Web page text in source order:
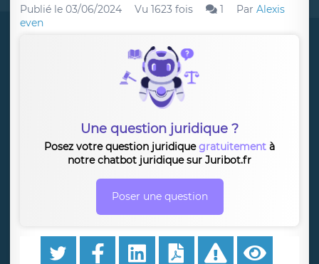
Publié le 03/06/2024 Vu 1623 fois 1 Par Alexis
even
Une question juridique ?
Posez votre question juridiquegratuitement à
notre chatbot juridique sur Juribot.fr
Poser une question